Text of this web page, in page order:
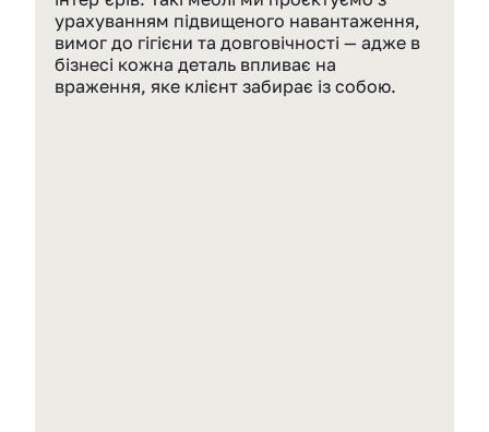
урахуванням підвищеного навантаження,
вимог до гігієни та довговічності — адже в
бізнесі кожна деталь впливає на
враження, яке клієнт забирає із собою.